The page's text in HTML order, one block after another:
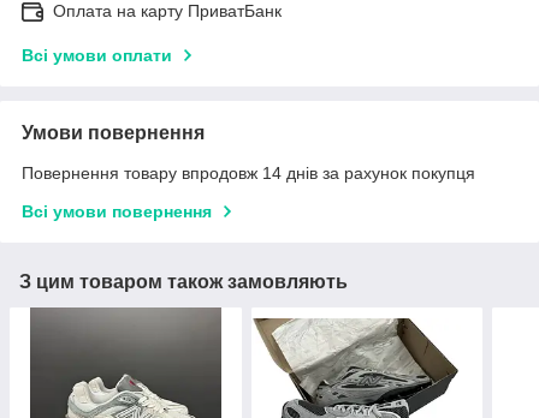
Оплата на карту ПриватБанк
Всі умови оплати
Умови повернення
Повернення товару впродовж 14 днів за рахунок покупця
Всі умови повернення
З цим товаром також замовляють